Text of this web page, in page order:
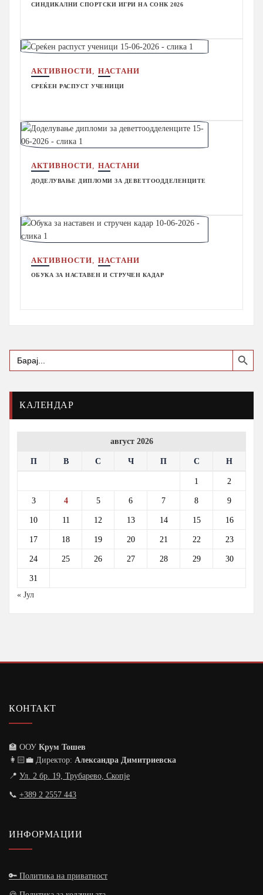
СИНДИКАЛНИ СПОРТСКИ ИГРИ НА СОНК 2026
АКТИВНОСТИ НАСТАНИ
СРЕЌЕН РАСПУСТ УЧЕНИЦИ
АКТИВНОСТИ НАСТАНИ
ДОДЕЛУВАЊЕ ДИПЛОМИ ЗА ДЕВЕТТООДДЕЛЕНЦИТЕ
АКТИВНОСТИ НАСТАНИ
ОБУКА ЗА НАСТАВЕН И СТРУЧЕН КАДАР
Search
for:
Search Button
КАЛЕНДАР
август 2026
П В С Ч П С Н
1 2
3 4 5 6 7 8 9
10 11 12 13 14 15 16
17 18 19 20 21 22 23
24 25 26 27 28 29 30
31
« Јул
КОНТАКТ
🏫 ООУ Крум Тошев
👩🏻‍💼 Директор: Александра Димитриевска
📍 Ул. 2 бр. 19, Трубарево, Скопје
📞 +389 2 2557 443
ИНФОРМАЦИИ
🔑 Политика на приватност